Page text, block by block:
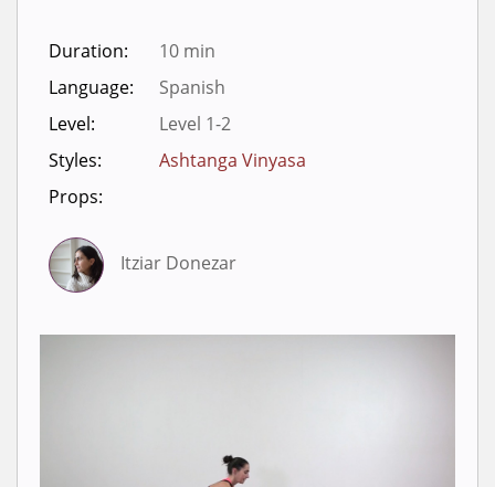
Duration:
10 min
Language:
Spanish
Level:
Level 1-2
Styles:
Ashtanga Vinyasa
Props:
Itziar Donezar